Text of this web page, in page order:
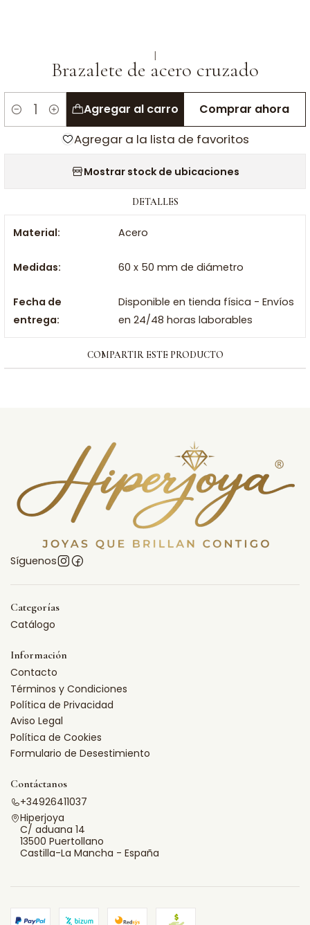
|
Brazalete de acero cruzado
Cantidad
Agregar al carro Comprar ahora
Agregar a la lista de favoritos
Mostrar stock de ubicaciones
DETALLES
Material: Acero
Medidas: 60 x 50 mm de diámetro
Fecha de
entrega:
Disponible en tienda física - Envíos
en 24/48 horas laborables
COMPARTIR ESTE PRODUCTO
Síguenos
Categorías
Catálogo
Información
Contacto
Términos y Condiciones
Política de Privacidad
Aviso Legal
Política de Cookies
Formulario de Desestimiento
Contáctanos
+34926411037
Hiperjoya
C/ aduana 14
13500 Puertollano
Castilla-La Mancha - España